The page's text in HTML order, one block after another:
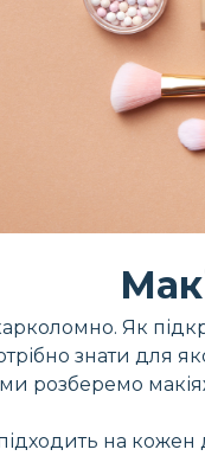
Як
знати для
розберемо
на кожен